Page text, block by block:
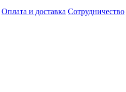
Оплата и доставка Сотрудничество